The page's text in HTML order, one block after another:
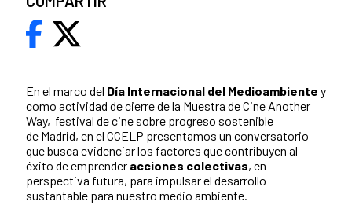
En el marco del Día Internacional del Medioambiente y
como actividad de cierre de la Muestra de Cine Another
Way, festival de cine sobre progreso sostenible
de Madrid, en el CCELP presentamos un conversatorio
que busca evidenciar los factores que contribuyen al
éxito de emprender acciones colectivas, en
perspectiva futura, para impulsar el desarrollo
sustantable para nuestro medio ambiente.